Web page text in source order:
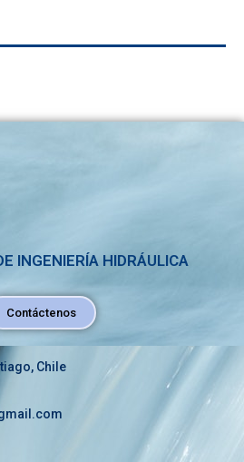
INGENIERÍA HIDRÁULICA
Contáctenos
Chile